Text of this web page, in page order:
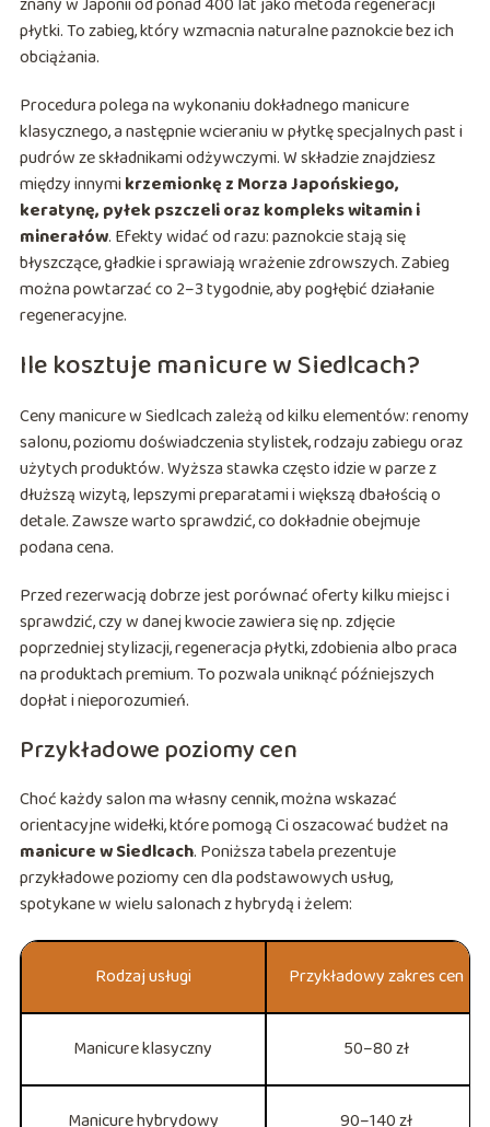
płytki. To zabieg, który wzmacnia naturalne paznokcie bez ich
obciążania.
Procedura polega na wykonaniu dokładnego manicure
klasycznego, a następnie wcieraniu w płytkę specjalnych past i
pudrów ze składnikami odżywczymi. W składzie znajdziesz
między innymi krzemionkę z Morza Japońskiego,
keratynę, pyłek pszczeli oraz kompleks witamin i
minerałów. Efekty widać od razu: paznokcie stają się
błyszczące, gładkie i sprawiają wrażenie zdrowszych. Zabieg
można powtarzać co 2–3 tygodnie, aby pogłębić działanie
regeneracyjne.
Ile kosztuje manicure w Siedlcach?
Ceny manicure w Siedlcach zależą od kilku elementów: renomy
salonu, poziomu doświadczenia stylistek, rodzaju zabiegu oraz
użytych produktów. Wyższa stawka często idzie w parze z
dłuższą wizytą, lepszymi preparatami i większą dbałością o
detale. Zawsze warto sprawdzić, co dokładnie obejmuje
podana cena.
Przed rezerwacją dobrze jest porównać oferty kilku miejsc i
sprawdzić, czy w danej kwocie zawiera się np. zdjęcie
poprzedniej stylizacji, regeneracja płytki, zdobienia albo praca
na produktach premium. To pozwala uniknąć późniejszych
dopłat i nieporozumień.
Przykładowe poziomy cen
Choć każdy salon ma własny cennik, można wskazać
orientacyjne widełki, które pomogą Ci oszacować budżet na
manicure w Siedlcach. Poniższa tabela prezentuje
przykładowe poziomy cen dla podstawowych usług,
spotykane w wielu salonach z hybrydą i żelem:
Rodzaj usługi Przykładowy zakres cen
Manicure klasyczny 50–80 zł
Manicure hybrydowy 90–140 zł